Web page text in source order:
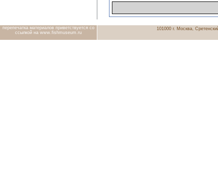
перепечатка материалов приветствуется со
ссылкой на www.fishmuseum.ru
101000 г. Москва,